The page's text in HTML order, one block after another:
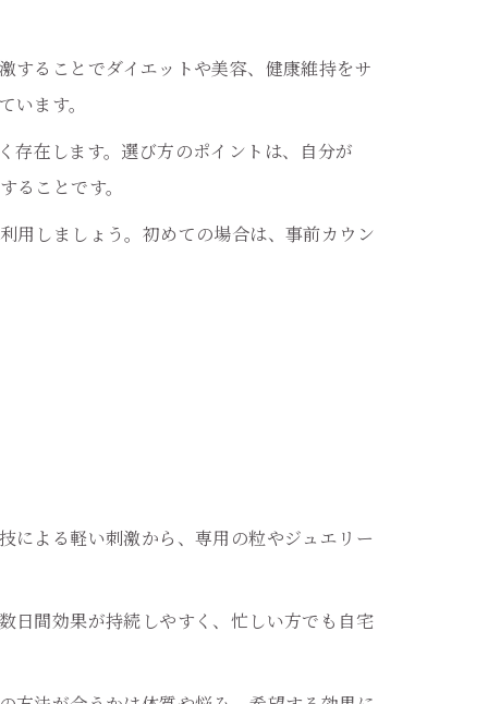
することでダイエットや美容、健康維持をサ
ます。
存在します。選び方のポイントは、自分が
ことです。
用しましょう。初めての場合は、事前カウン
による軽い刺激から、専用の粒やジュエリー
日間効果が持続しやすく、忙しい方でも自宅